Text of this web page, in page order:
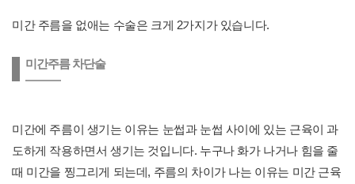
미간 주름을 없애는 수술은 크게 2가지가 있습니다.
미간주름 차단술
미간에 주름이 생기는 이유는 눈썹과 눈썹 사이에 있는 근육이 과
도하게 작용하면서 생기는 것입니다. 누구나 화가 나거나 힘을 줄
때 미간을 찡그리게 되는데, 주름의 차이가 나는 이유는 미간 근육